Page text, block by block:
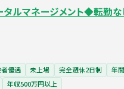
タルマネージメント◆転勤な
優遇 未上場 完全週休2日制 年
年収500万円以上